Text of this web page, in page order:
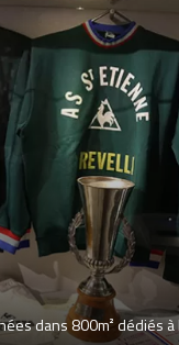
dans 800m² dédiés à